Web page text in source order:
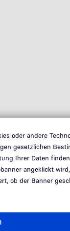
oder andere
gesetzlichen
Ihrer Daten
angeklickt
ob der Banner